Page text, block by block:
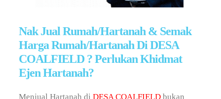
Nak Jual Rumah/Hartanah & Semak
Harga Rumah/Hartanah Di DESA
COALFIELD ? Perlukan Khidmat
Ejen Hartanah?
Menjual Hartanah diDESA COALFIELDbukan